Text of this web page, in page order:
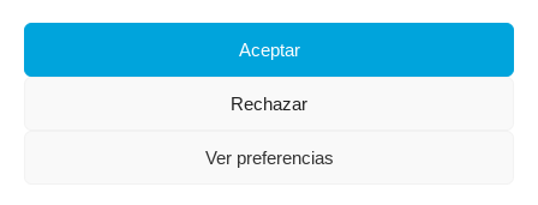
Aceptar
Rechazar
Ver preferencias